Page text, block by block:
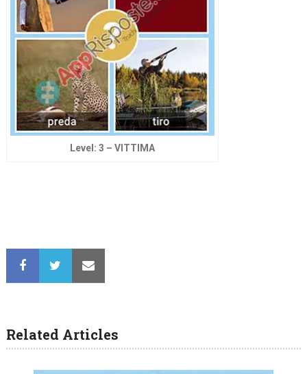
Level: 3 – VITTIMA
Related Articles